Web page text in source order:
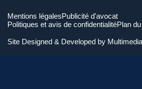
Mentions légalesPublicité d'avocat
Politiques et avis de confidentialitéPlan
Site Designed & Developed by